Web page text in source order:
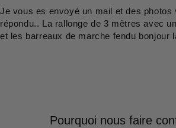
Je vous es envoyé un mail et des photos
répondu.. La rallonge de 3 mètres avec
et les barreaux de marche fendu bonjour
Pourquoi nous faire